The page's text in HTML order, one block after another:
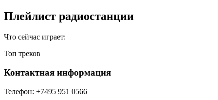
Плейлист радиостанции
Что сейчас играет:
Топ треков
Контактная информация
Телефон: +7495 951 0566